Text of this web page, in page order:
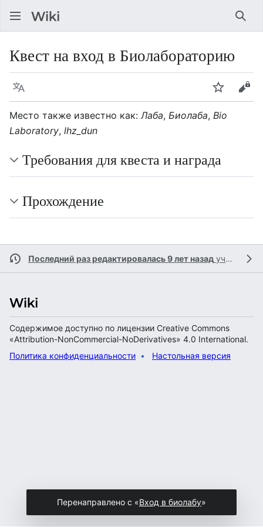
Квест на вход в Биолабораторию
Язык Следить
Место также известно как:Лаба, Биолаба, Bio
Laboratory, lhz_dun
Требования для квеста и награда
Прохождение
Последний раз редактировалась 9 лет назад участником
Содержимое доступно по лицензии Creative Commons
«Attribution-NonCommercial-NoDerivatives» 4.0 International.
Политика конфиденциальности
Настольная версия
Перенаправлено с «Вход в биолабу»